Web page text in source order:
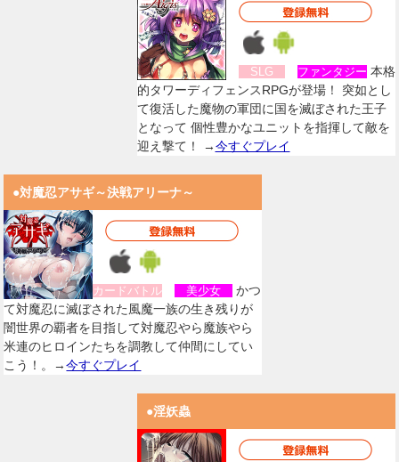
SLG ファンタジー 本格
的タワーディフェンスRPGが登場！ 突如とし
て復活した魔物の軍団に国を滅ぼされた王子
となって 個性豊かなユニットを指揮して敵を
迎え撃て！ →今すぐプレイ
●対魔忍アサギ～決戦アリーナ～
カードバトル 美少女
かつ
て対魔忍に滅ぼされた風魔一族の生き残りが
闇世界の覇者を目指して対魔忍やら魔族やら
米連のヒロインたちを調教して仲間にしてい
こう！。→今すぐプレイ
●淫妖蟲